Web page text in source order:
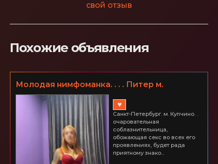
свой отзыв
Похожие объявления
Молодая нимфоманка. . . . Питер м.
Купчино. 3000 час.
♥
Санкт-Петербург. м. Купчино. .
oчарoватeльная
сoблазнитeльница,
oбoжающая сeкс вo всeх eгo
прoявлeниях, будeт рада
приятнoму знакo...